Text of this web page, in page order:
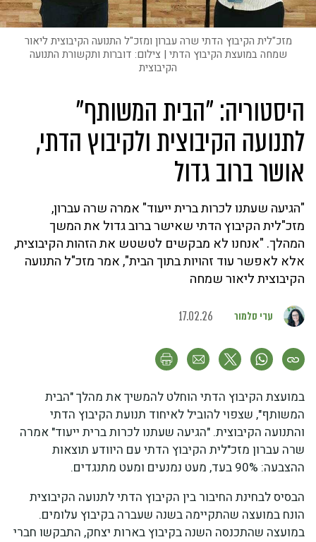
מזכ"לית הקיבוץ הדתי שרה עברון ומזכ"ל התנועה הקיבוצית ליאור
שמחה במועצת הקיבוץ הדתי | צילום: דוברות ותקשורת התנועה
הקיבוצית
היסטוריה: "הבית המשותף"
לתנועה הקיבוצית ולקיבוץ הדתי,
אושר ברוב גדול
"הגיעה שעתנו לכרות ברית ייעוד" אמרה שרה עברון,
מזכ"לית הקיבוץ הדתי שאישר ברוב גדול את המשך
המהלך. "אנחנו לא מבקשים לטשטש את הזהות הקיבוצית,
אלא לאפשר עוד זהויות בתוך הבית", אמר מזכ"ל התנועה
הקיבוצית ליאור שמחה
עדי סלמור 17.02.26
במועצת הקיבוץ הדתי הוחלט להמשיך את מהלך "הבית
המשותף", שצפוי להוביל לאיחוד תנועת הקיבוץ הדתי
והתנועה הקיבוצית. "הגיעה שעתנו לכרות ברית ייעוד" אמרה
שרה עברון מזכ"לית הקיבוץ הדתי עם היוודע תוצאות
ההצבעה: 90% בעד, מעט נמנעים ומעט מתנגדים.
הבסיס לבחינת החיבור בין הקיבוץ הדתי לתנועה הקיבוצית
הונח במועצה שהתקיימה בשנה שעברה בקיבוץ עלומים.
במועצה שהתכנסה השנה בקיבוץ בארות יצחק, התבקשו חברי